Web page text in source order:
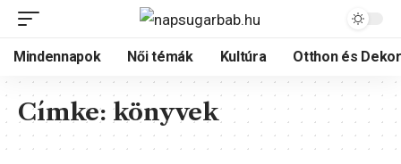
Mindennapok Női témák Kultúra Otthon és
Címke: könyvek